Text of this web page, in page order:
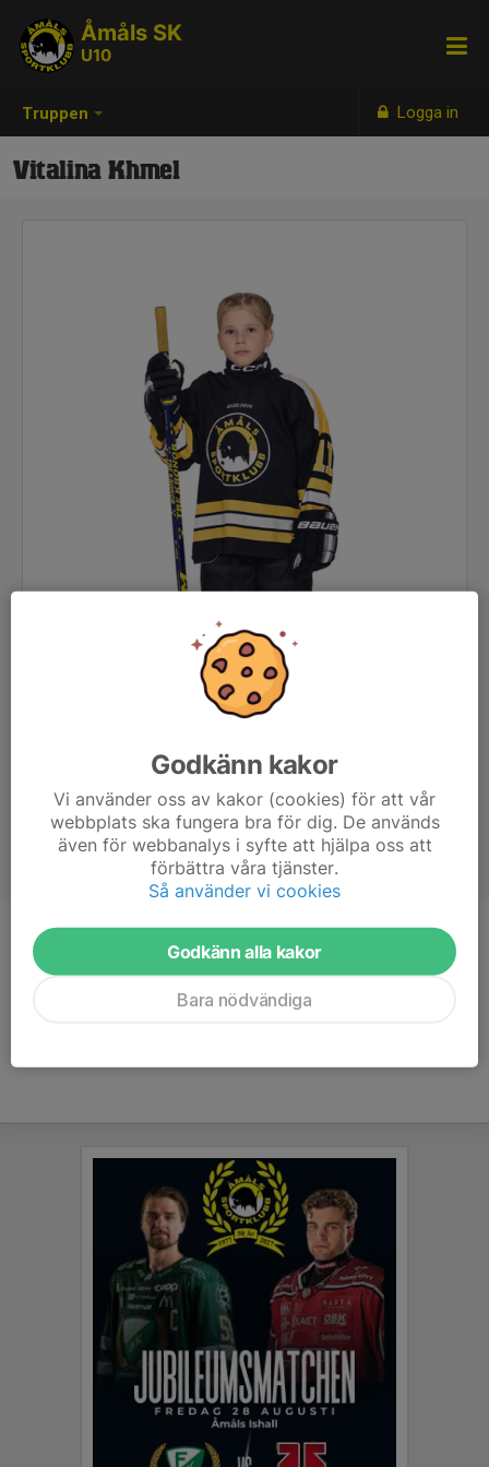
Truppen Logga in
Åmåls SK
U10
Vitalina Khmel
Position
-
Ålder
8 år
Godkänn kakor
Vi använder oss av kakor (cookies) för att vår
webbplats ska fungera bra för dig. De används
även för webbanalys i syfte att hjälpa oss att
förbättra våra tjänster.
Så använder vi cookies
Godkänn alla kakor
Bara nödvändiga